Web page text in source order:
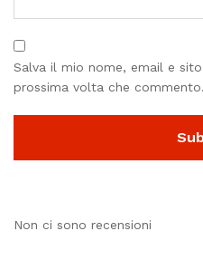
Salva il mio nome, email e
prossima volta che commento.
Non ci sono recensioni